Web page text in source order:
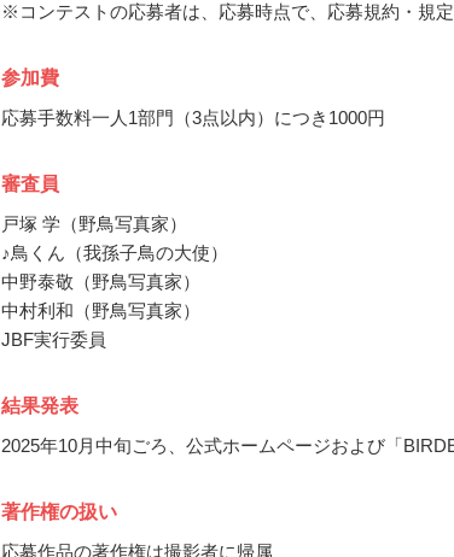
※コンテストの応募者は、応募時点で、応募規約・規
参加費
応募手数料一人1部門（3点以内）につき1000円
審査員
戸塚 学（野鳥写真家）
♪鳥くん（我孫子鳥の大使）
中野泰敬（野鳥写真家）
中村利和（野鳥写真家）
JBF実行委員
結果発表
2025年10月中旬ごろ、公式ホームページおよび「
著作権の扱い
応募作品の著作権は撮影者に帰属